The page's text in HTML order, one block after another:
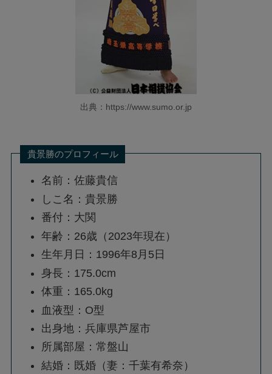
出典：https://www.sumo.or.jp
貴景勝のプロフィール
名前：佐藤貴信
しこ名：貴景勝
番付：大関
年齢：26歳（2023年現在）
生年月日：1996年8月5日
身長：175.0cm
体重：165.0kg
血液型：O型
出身地：兵庫県芦屋市
所属部屋：常盤山
結婚：既婚（妻：千葉有希奈）